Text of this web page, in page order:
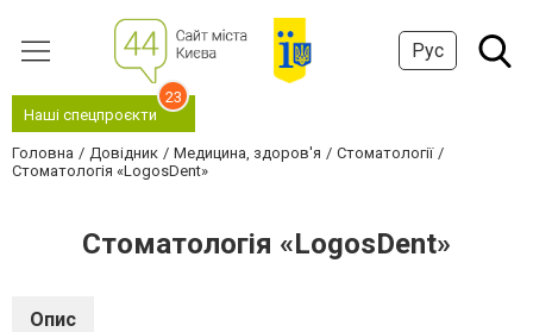
Рус
Наші спецпроєкти
23
Головна Довідник Медицина, здоров'я
Стоматології
Стоматологія «LogosDent»
Стоматологія «LogosDent»
Опис